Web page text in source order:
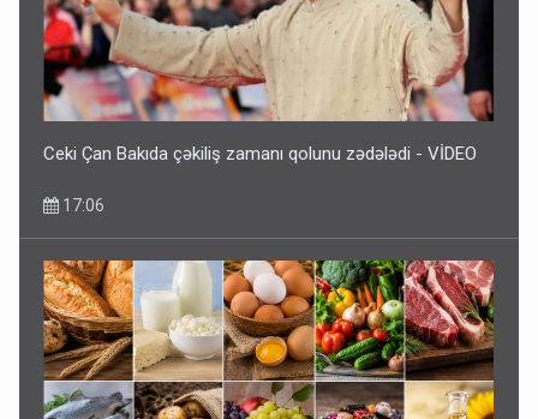
Ceki Çan Bakıda çəkiliş zamanı qolunu zədələdi - VİDEO
17:06